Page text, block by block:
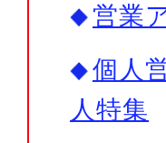
営業
個人
人特集